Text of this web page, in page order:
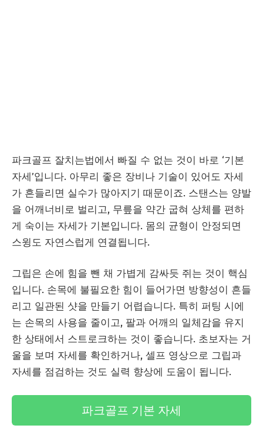
파크골프 잘치는법에서 빠질 수 없는 것이 바로 ‘기본
자세’입니다. 아무리 좋은 장비나 기술이 있어도 자세
가 흔들리면 실수가 많아지기 때문이죠. 스탠스는 양발
을 어깨너비로 벌리고, 무릎을 약간 굽혀 상체를 편하
게 숙이는 자세가 기본입니다. 몸의 균형이 안정되면
스윙도 자연스럽게 연결됩니다.
그립은 손에 힘을 뺀 채 가볍게 감싸듯 쥐는 것이 핵심
입니다. 손목에 불필요한 힘이 들어가면 방향성이 흔들
리고 일관된 샷을 만들기 어렵습니다. 특히 퍼팅 시에
는 손목의 사용을 줄이고, 팔과 어깨의 일체감을 유지
한 상태에서 스트로크하는 것이 좋습니다. 초보자는 거
울을 보며 자세를 확인하거나, 셀프 영상으로 그립과
자세를 점검하는 것도 실력 향상에 도움이 됩니다.
파크골프 기본 자세